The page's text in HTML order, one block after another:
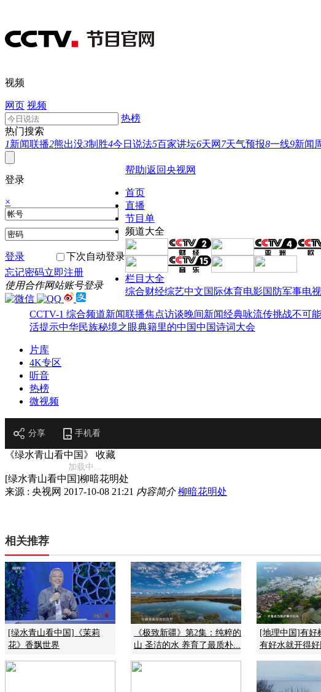
视频
网页 视频
热榜
热门搜索
1新闻联播2熊出没3制胜4今日说法5百家讲坛6天网 7天气预报8一线9新闻
登录
×
登录
下次自动登录
忘记密码立即注册
使用合作网站账号登录
帮助|返回央视网
首页
直播
节目单
频道大全
栏目大全
综合财经综艺中文国际体育电影国防军事电
CCTV-1 综合频道新闻联播焦点访谈晚间新闻经典咏流传挑战不可能
活提示中华民族秘境之眼典籍里的中国中国诗词大会
片库
4K专区
听音
热榜
微视频
分享 手机看
《绿水青山看中国》 收藏
加载中...
[绿水青山看中国]柳暗花明处
来源 : 央视网 2017-10-08 21:21 内容简介 柳暗花明处
相关推荐
[绿水青山看中国]《茉莉
花》香飘世界
《极致新疆》第2集：纯粹的
山 圣洁的水 养育了最质朴...
[地理中国]有好
有好水就开得好